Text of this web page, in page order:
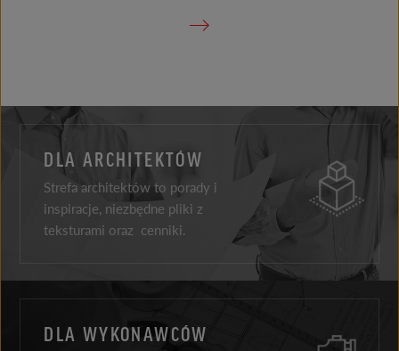
DLA ARCHITEKTÓW
Strefa architektów to porady i
inspiracje, niezbędne pliki z
teksturami oraz cenniki.
DLA WYKONAWCÓW